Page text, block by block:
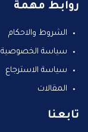
روابط مهمة
الشروط والاحكام
سياسة الخصوصية
سياسة الاسترجاع
المقالات
تابعنا